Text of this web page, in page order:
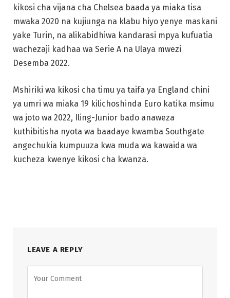
kikosi cha vijana cha Chelsea baada ya miaka tisa
mwaka 2020 na kujiunga na klabu hiyo yenye maskani
yake Turin, na alikabidhiwa kandarasi mpya kufuatia
wachezaji kadhaa wa Serie A na Ulaya mwezi
Desemba 2022.
Mshiriki wa kikosi cha timu ya taifa ya England chini
ya umri wa miaka 19 kilichoshinda Euro katika msimu
wa joto wa 2022, Iling-Junior bado anaweza
kuthibitisha nyota wa baadaye kwamba Southgate
angechukia kumpuuza kwa muda wa kawaida wa
kucheza kwenye kikosi cha kwanza.
LEAVE A REPLY